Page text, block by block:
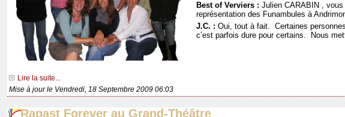
Best of Verviers : Julien CARABIN ,
représentation des Funambules à
J.C. : Oui, tout à fait. Certaines
c’est parfois dure pour certains.
Nous
Lire la suite...
Mise à jour le Vendredi, 18 Septembre 2009 06:03
Rapast Forever au Grand-Théâtre